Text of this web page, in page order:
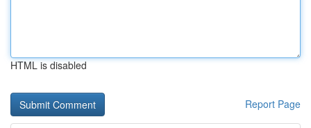
HTML is disabled
Report Page